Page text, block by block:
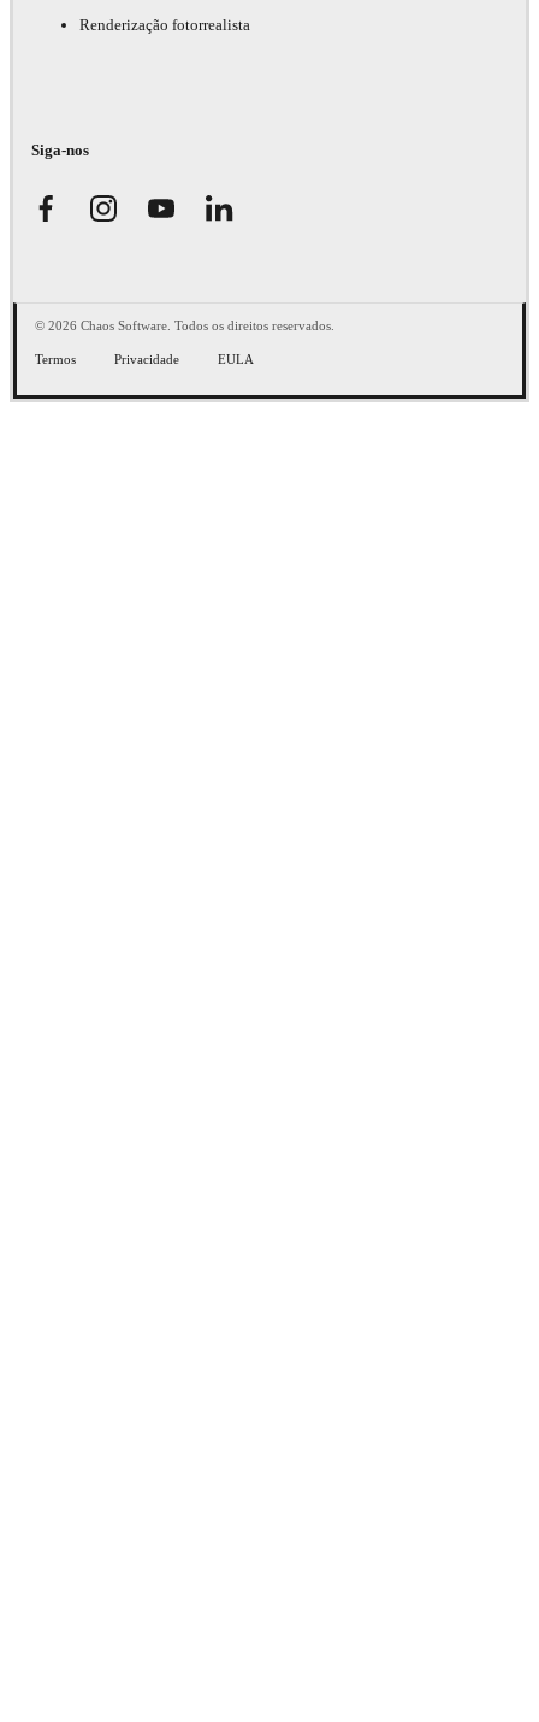
Renderização fotorrealista
Siga-nos
© 2026 Chaos Software. Todos os direitos reservados.
Termos Privacidade EULA